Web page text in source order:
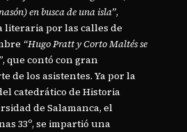
en busca de una isla”,
literaria por las calles de
“Hugo Pratt y Corto Maltés se
, que contó con gran
de los asistentes. Ya por la
catedrático de Historia
de Salamanca, el
33º, se impartió una